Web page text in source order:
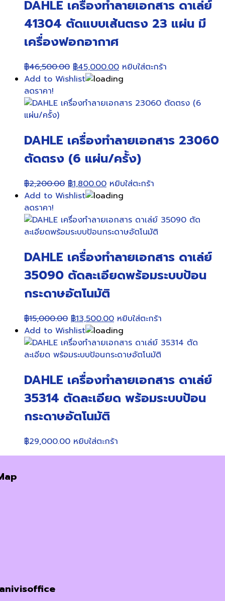
DAHLE เครื่องทำลายเอกสาร ดาเล่ย์
41304 ตัดแบบเส้นตรง 23 แผ่น มี
เครื่องฟอกอากาศ
฿46,500.00 Original
price
฿46,500.00.
฿45,000.00Current
price
฿45,000.00.
หยิบใส่ตะกร้า
Add to Wishlist
ลดราคา!
DAHLE เครื่องทำลายเอกสาร 23060
ตัดตรง (6 แผ่น/ครั้ง)
฿2,200.00 Original
price
฿2,200.00.
฿1,800.00Current
price
฿1,800.00.
หยิบใส่ตะกร้า
Add to Wishlist
ลดราคา!
DAHLE เครื่องทำลายเอกสาร ดาเล่ย์
35090 ตัดละเอียดพร้อมระบบป้อน
กระดาษอัตโนมัติ
฿15,000.00 Original
price
was:
฿15,000.00.
฿13,500.00Current
price
is:
฿13,500.00.
หยิบใส่ตะกร้า
Add to Wishlist
DAHLE เครื่องทำลายเอกสาร ดาเล่ย์
35314 ตัดละเอียด พร้อมระบบป้อน
กระดาษอัตโนมัติ
฿29,000.00 หยิบใส่ตะกร้า